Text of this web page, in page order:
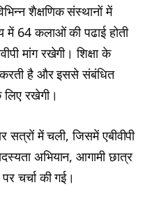
शैक्षणिक संस्थानों में
में 64 कलाओं की पढाई होती
मांग रखेगी। शिक्षा के
करती है और इससे संबंधित
लिए रखेगी।
में चली, जिसमें एबीवीपी
अभियान, आगामी छात्र
चर्चा की गई।